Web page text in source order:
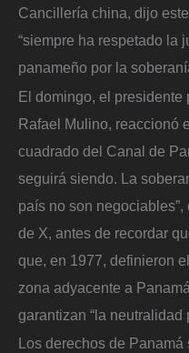
Cancillería china, dijo
“siempre ha respetado la
panameño por la
El domingo, el presidente
Rafael Mulino, reaccionó
cuadrado del Canal de
seguirá siendo. La
país no son
de X, antes de recordar
que, en 1977, definieron
zona adyacente a
garantizan “la neutralidad
Los derechos de